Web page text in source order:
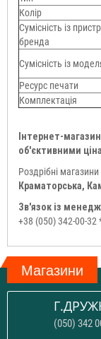
Колір
Сумісність із
бренда
Сумісність із
Ресурс печати
Комплектація
Інтернет-
об'єктивними
Роздрібні
Краматорська,
Зв'язок із
+38 (050) 342-00-32
Магазини
(050) 342